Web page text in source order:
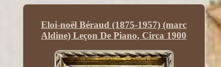
Eloi-noël Béraud (1875-1957) (marc
Aldine) Leçon De Piano, Circa 1900